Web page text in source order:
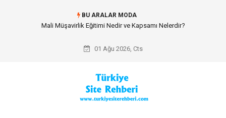
BU ARALAR MODA
Forma Yaptırma Girişimiyle Akademik Spor Topluluklarında Kurumsal
01 Ağu 2026, Cts